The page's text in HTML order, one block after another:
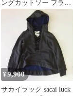
ングカットソー フラワ
ープリント 日本製
¥9,900
サカイラック sacai luck